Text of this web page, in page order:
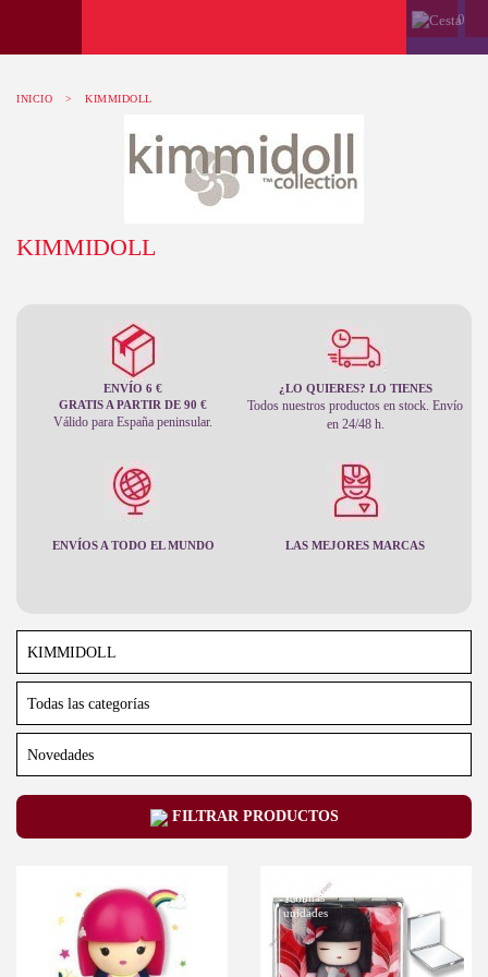
0
INICIO > KIMMIDOLL
KIMMIDOLL
ENVÍO 6 €
GRATIS A PARTIR DE 90 €
Válido para España peninsular.
¿LO QUIERES? LO TIENES
Todos nuestros productos en stock. Envío
en 24/48 h.
ENVÍOS A TODO EL MUNDO LAS MEJORES MARCAS
FILTRAR PRODUCTOS
Últimas
unidades
Últimas
unidades
-10%